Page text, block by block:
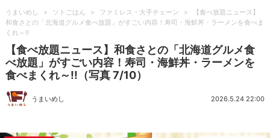
うまいめし > ソトごはん > ファミレス・大手チェーン >
【食べ放題ニュース】
和食さとの「北海道グルメ食べ放題」がすごい内容！寿司・海鮮丼・ラーメンを食べま
くれ～!!
【食べ放題ニュース】和食さとの「北海道グルメ食
べ放題」がすごい内容！寿司・海鮮丼・ラーメンを
食べまくれ～!!（写真 7/10）
うまいめし 2026.5.24 22:00